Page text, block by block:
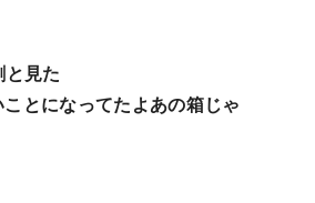
見た
とになってたよあの箱じゃ